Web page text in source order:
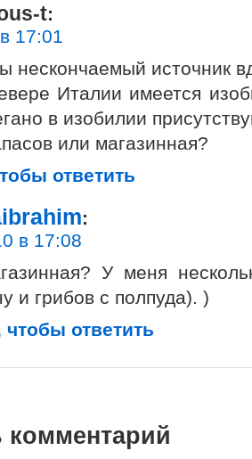
t:
17:01
нескончаемый источник
Италии имеется
в изобилии
или магазинная?
ответить
:
в 17:08
У меня
и грибов с полпуда). )
чтобы ответить
комментарий